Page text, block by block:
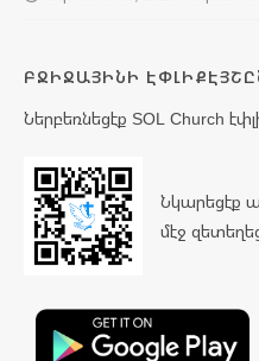
ԲՋԻՋԱՅԻՆԻ
Ներբեռնեցէք SOL Church
Նկարեցէք
մէջ